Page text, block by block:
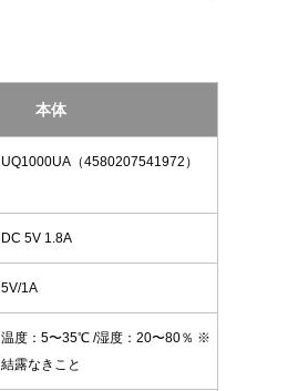
本体
UQ1000UA（4580207541972）
DC 5V 1.8A
5V/1A
温度：5〜35℃ /湿度：20〜80％ ※
結露なきこと